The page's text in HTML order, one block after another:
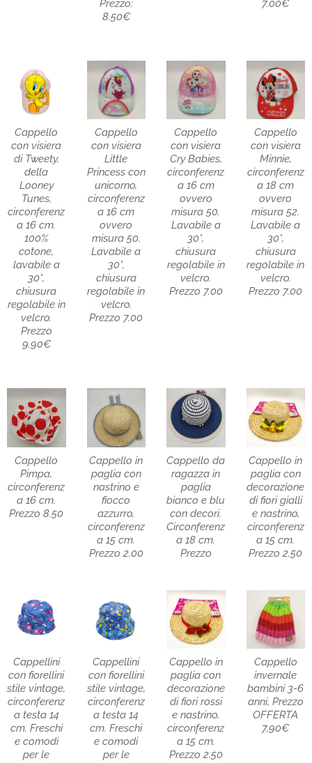
Prezzo:
8.50€
7.00€
Cappello
con visiera
di Tweety,
della
Looney
Tunes,
circonferenz
a 16 cm.
100%
cotone,
lavabile a
30°,
chiusura
regolabile in
velcro.
Prezzo
9.90€
Cappello
con visiera
Little
Princess con
unicorno,
circonferenz
a 16 cm
ovvero
misura 50.
Lavabile a
30°,
chiusura
regolabile in
velcro.
Prezzo 7.00
Cappello
con visiera
Cry Babies,
circonferenz
a 16 cm
ovvero
misura 50.
Lavabile a
30°,
chiusura
regolabile in
velcro.
Prezzo 7.00
Cappello
con visiera
Minnie,
circonferenz
a 18 cm
ovvero
misura 52.
Lavabile a
30°,
chiusura
regolabile in
velcro.
Prezzo 7.00
Cappello
Pimpa,
circonferenz
a 16 cm.
Prezzo 8.50
Cappello in
paglia con
nastrino e
fiocco
azzurro,
circonferenz
a 15 cm.
Prezzo 2.00
Cappello da
ragazza in
paglia
bianco e blu
con decori.
Circonferenz
a 18 cm.
Prezzo
Cappello in
paglia con
decorazione
di fiori gialli
e nastrino,
circonferenz
a 15 cm.
Prezzo 2.50
Cappellini
con fiorellini
stile vintage,
circonferenz
a testa 14
cm. Freschi
e comodi
per le
Cappellini
con fiorellini
stile vintage,
circonferenz
a testa 14
cm. Freschi
e comodi
per le
Cappello in
paglia con
decorazione
di fiori rossi
e nastrino,
circonferenz
a 15 cm.
Prezzo 2.50
Cappello
invernale
bambini 3-6
anni, Prezzo
OFFERTA
7,90€